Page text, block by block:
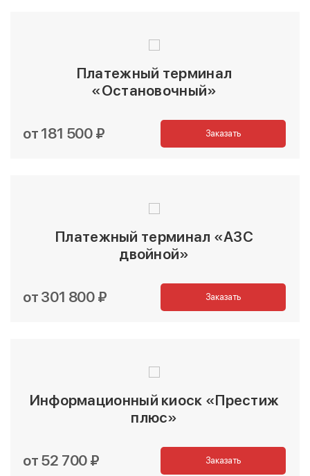
Платежный терминал
«Остановочный»
от 181 500 ₽ Заказать
Платежный терминал «АЗС
двойной»
от 301 800 ₽ Заказать
Информационный киоск «Престиж
плюс»
от 52 700 ₽ Заказать